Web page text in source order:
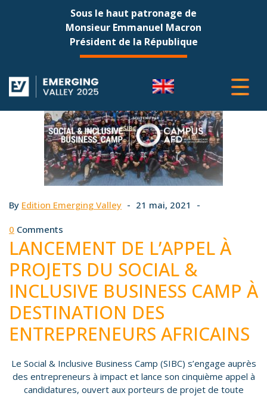
Sous le haut patronage de
Monsieur Emmanuel Macron
Président de la République
By Edition Emerging Valley 21 mai, 2021
0 Comments
LANCEMENT DE L’APPEL À
PROJETS DU SOCIAL &
INCLUSIVE BUSINESS CAMP À
DESTINATION DES
ENTREPRENEURS AFRICAINS
Le Social & Inclusive Business Camp (SIBC) s’engage auprès
des entrepreneurs à impact et lance son cinquième appel à
candidatures, ouvert aux porteurs de projet de toute